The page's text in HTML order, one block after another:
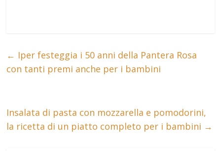
← Iper festeggia i 50 anni della Pantera Rosa
con tanti premi anche per i bambini
Insalata di pasta con mozzarella e pomodorini,
la ricetta di un piatto completo per i bambini →